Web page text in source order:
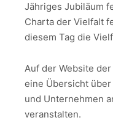
Jähriges Jubiläum
Charta der Vielfalt
diesem Tag die
Auf der Website
eine Übersicht
und Unternehmen
veranstalten.